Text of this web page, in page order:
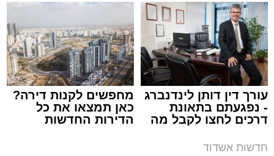
ארכיון המשטרה
עופר אשטוקר / 21:28 08.08.26
באשדוד
עורך דין דותן לינדנברג
- נפגעתם בתאונת
דרכים לחצו לקבל מה
מחפשים לקנות דירה?
כאן תמצאו את כל
הדירות החדשות
חדשות אשדוד